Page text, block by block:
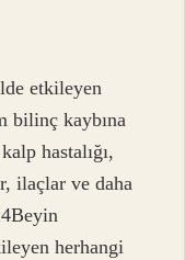
etkileyen
bilinç kaybına
hastalığı,
ilaçlar ve daha
herhangi